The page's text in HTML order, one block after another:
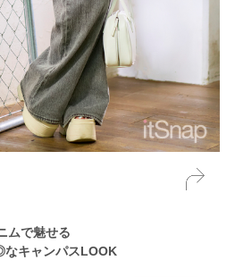
ムで魅せる
キャンパスLOOK